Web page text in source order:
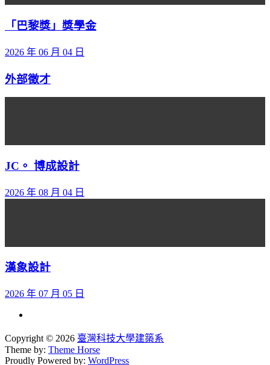
「巴黎獎」獎學金
2026 年 06 月 04 日
外部徵才
JC。 博成設計
2026 年 08 月 04 日
漢象設計
2026 年 07 月 05 日
Copyright © 2026 臺灣科技大學建築系
Theme by: Theme Horse
Proudly Powered by: WordPress